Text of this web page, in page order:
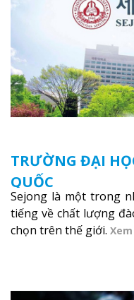
TRƯỜNG ĐẠI
QUỐC
Sejong là một trong
tiếng về chất lượng
chọn trên thế giới.